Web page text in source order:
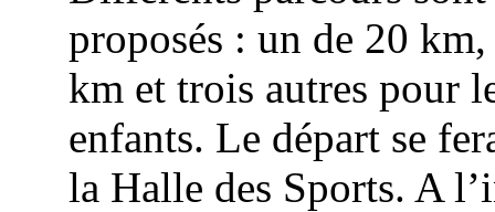
proposés : un de 20
km et trois autres pour
enfants. Le départ se
la Halle des Sports. A